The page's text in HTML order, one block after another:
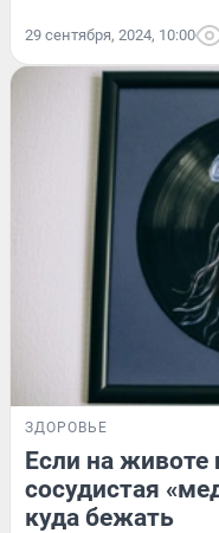
29 сентября, 2024, 10:00
ЗДОРОВЬЕ
Если на животе
сосудистая
куда бежать